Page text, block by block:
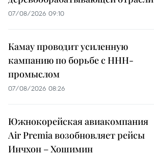
07/08/2026 09:10
Камау проводит усиленную
кампанию по борьбе с ННН-
промыслом
07/08/2026 08:26
Южнокорейская авиакомпания
Air Premia возобновляет рейсы
Инчхон – Хошимин